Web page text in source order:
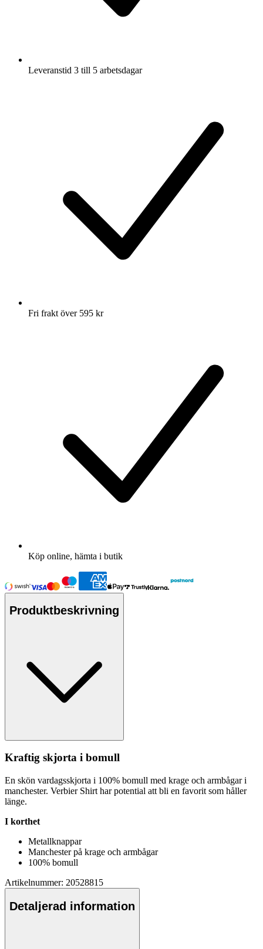
Leveranstid 3 till 5 arbetsdagar
Fri frakt över 595 kr
Köp online, hämta i butik
Produktbeskrivning
Kraftig skjorta i bomull
En skön vardagsskjorta i 100% bomull med krage och armbågar i
manchester. Verbier Shirt har potential att bli en favorit som håller
länge.
I korthet
Metallknappar
Manchester på krage och armbågar
100% bomull
Artikelnummer: 20528815
Detaljerad information